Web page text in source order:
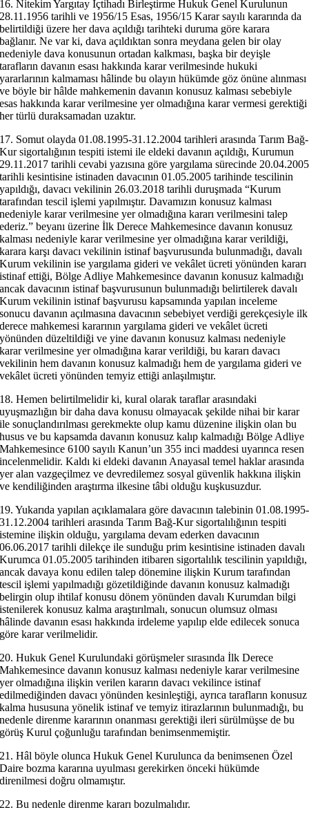
16. Nitekim Yargıtay İçtihadı Birleştirme Hukuk Genel Kurulunun
28.11.1956 tarihli ve 1956/15 Esas, 1956/15 Karar sayılı kararında da
belirtildiği üzere her dava açıldığı tarihteki duruma göre karara
bağlanır. Ne var ki, dava açıldıktan sonra meydana gelen bir olay
nedeniyle dava konusunun ortadan kalkması, başka bir deyişle
tarafların davanın esası hakkında karar verilmesinde hukuki
yararlarının kalmaması hâlinde bu olayın hükümde göz önüne alınması
ve böyle bir hâlde mahkemenin davanın konusuz kalması sebebiyle
esas hakkında karar verilmesine yer olmadığına karar vermesi gerektiği
her türlü duraksamadan uzaktır.
17. Somut olayda 01.08.1995-31.12.2004 tarihleri arasında Tarım Bağ-
Kur sigortalığının tespiti istemi ile eldeki davanın açıldığı, Kurumun
29.11.2017 tarihli cevabi yazısına göre yargılama sürecinde 20.04.2005
tarihli kesintisine istinaden davacının 01.05.2005 tarihinde tescilinin
yapıldığı, davacı vekilinin 26.03.2018 tarihli duruşmada “Kurum
tarafından tescil işlemi yapılmıştır. Davamızın konusuz kalması
nedeniyle karar verilmesine yer olmadığına kararı verilmesini talep
ederiz.” beyanı üzerine İlk Derece Mahkemesince davanın konusuz
kalması nedeniyle karar verilmesine yer olmadığına karar verildiği,
karara karşı davacı vekilinin istinaf başvurusunda bulunmadığı, davalı
Kurum vekilinin ise yargılama gideri ve vekâlet ücreti yönünden kararı
istinaf ettiği, Bölge Adliye Mahkemesince davanın konusuz kalmadığı
ancak davacının istinaf başvurusunun bulunmadığı belirtilerek davalı
Kurum vekilinin istinaf başvurusu kapsamında yapılan inceleme
sonucu davanın açılmasına davacının sebebiyet verdiği gerekçesiyle ilk
derece mahkemesi kararının yargılama gideri ve vekâlet ücreti
yönünden düzeltildiği ve yine davanın konusuz kalması nedeniyle
karar verilmesine yer olmadığına karar verildiği, bu kararı davacı
vekilinin hem davanın konusuz kalmadığı hem de yargılama gideri ve
vekâlet ücreti yönünden temyiz ettiği anlaşılmıştır.
18. Hemen belirtilmelidir ki, kural olarak taraflar arasındaki
uyuşmazlığın bir daha dava konusu olmayacak şekilde nihai bir karar
ile sonuçlandırılması gerekmekte olup kamu düzenine ilişkin olan bu
husus ve bu kapsamda davanın konusuz kalıp kalmadığı Bölge Adliye
Mahkemesince 6100 sayılı Kanun’un 355 inci maddesi uyarınca resen
incelenmelidir. Kaldı ki eldeki davanın Anayasal temel haklar arasında
yer alan vazgeçilmez ve devredilemez sosyal güvenlik hakkına ilişkin
ve kendiliğinden araştırma ilkesine tâbi olduğu kuşkusuzdur.
19. Yukarıda yapılan açıklamalara göre davacının talebinin 01.08.1995-
31.12.2004 tarihleri arasında Tarım Bağ-Kur sigortalılığının tespiti
istemine ilişkin olduğu, yargılama devam ederken davacının
06.06.2017 tarihli dilekçe ile sunduğu prim kesintisine istinaden davalı
Kurumca 01.05.2005 tarihinden itibaren sigortalılık tescilinin yapıldığı,
ancak davaya konu edilen talep dönemine ilişkin Kurum tarafından
tescil işlemi yapılmadığı gözetildiğinde davanın konusuz kalmadığı
belirgin olup ihtilaf konusu dönem yönünden davalı Kurumdan bilgi
istenilerek konusuz kalma araştırılmalı, sonucun olumsuz olması
hâlinde davanın esası hakkında irdeleme yapılıp elde edilecek sonuca
göre karar verilmelidir.
20. Hukuk Genel Kurulundaki görüşmeler sırasında İlk Derece
Mahkemesince davanın konusuz kalması nedeniyle karar verilmesine
yer olmadığına ilişkin verilen kararın davacı vekilince istinaf
edilmediğinden davacı yönünden kesinleştiği, ayrıca tarafların konusuz
kalma hususuna yönelik istinaf ve temyiz itirazlarının bulunmadığı, bu
nedenle direnme kararının onanması gerektiği ileri sürülmüşse de bu
görüş Kurul çoğunluğu tarafından benimsenmemiştir.
21. Hâl böyle olunca Hukuk Genel Kurulunca da benimsenen Özel
Daire bozma kararına uyulması gerekirken önceki hükümde
direnilmesi doğru olmamıştır.
22. Bu nedenle direnme kararı bozulmalıdır.